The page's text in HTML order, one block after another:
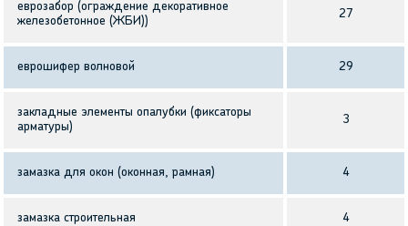
еврозабор (ограждение декоративное
железобетонное (ЖБИ))
27
еврошифер волновой 29
закладные элементы опалубки (фиксаторы
арматуры)
3
замазка для окон (оконная, рамная) 4
замазка строительная 4